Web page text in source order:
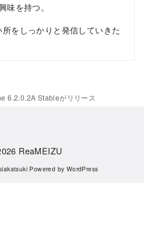
を持つ。
をしっかりと発信していきた
6.2.0.2A Stableがリリース
ReaMEIZU
Powered by WordPress